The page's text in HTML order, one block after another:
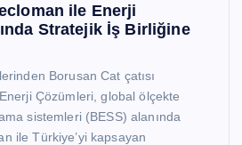
ile Enerji
Stratejik İş Birliğine
Borusan Cat çatısı
Çözümleri, global ölçekte
sistemleri (BESS) alanında
ile Türkiye’yi kapsayan